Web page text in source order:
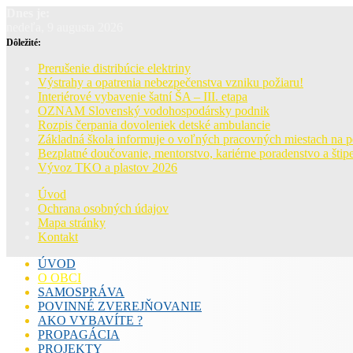
Dôležité:
Prerušenie distribúcie elektriny
Výstrahy a opatrenia nebezpečenstva vzniku požiaru!
Interiérové vybavenie šatní ŠA – III. etapa
OZNAM Slovenský vodohospodársky podnik
Rozpis čerpania dovoleniek detské ambulancie
Základná škola informuje o voľných pracovných miestach na
Bezplatné doučovanie, mentorstvo, kariérne poradenstvo a
Vývoz TKO a plastov 2026
Úvod
Ochrana osobných údajov
Mapa stránky
Kontakt
ÚVOD
O OBCI
SAMOSPRÁVA
POVINNÉ ZVEREJŇOVANIE
AKO VYBAVÍTE ?
PROPAGÁCIA
PROJEKTY